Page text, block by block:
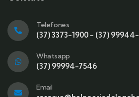
Telefones
(37) 3373-1900 - (37)
Whatsapp
(37) 99994-7546
Email